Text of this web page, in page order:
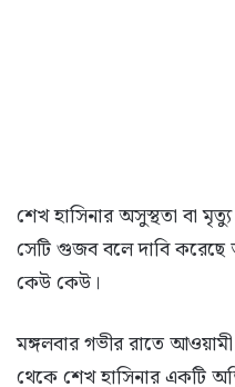
শেখ হাসিনার অসুস্থতা বা
সেটি গুজব বলে দাবি করেছে
কেউ কেউ।
মঙ্গলবার গভীর রাতে
থেকে শেখ হাসিনার একটি